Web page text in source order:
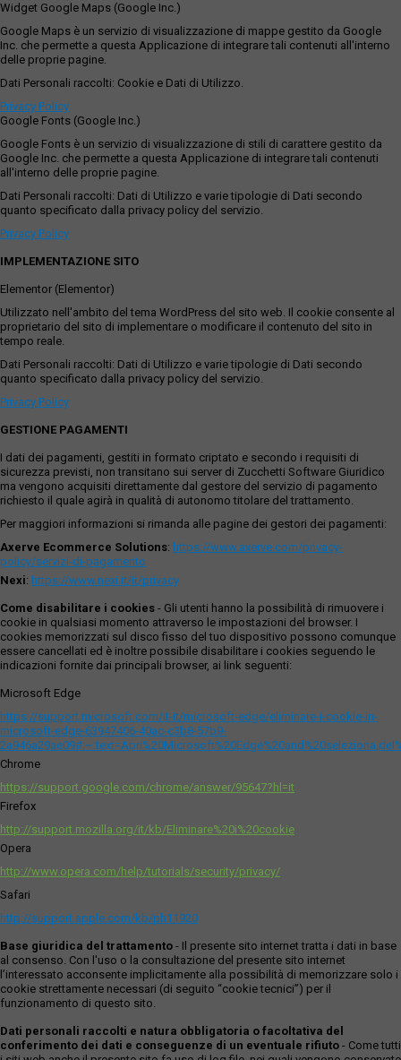
Widget Google Maps (Google Inc.)
Google Maps è un servizio di visualizzazione di mappe gestito da Google
Inc. che permette a questa Applicazione di integrare tali contenuti all'interno
delle proprie pagine.
Dati Personali raccolti: Cookie e Dati di Utilizzo.
Privacy Policy
Google Fonts (Google Inc.)
Google Fonts è un servizio di visualizzazione di stili di carattere gestito da
Google Inc. che permette a questa Applicazione di integrare tali contenuti
all'interno delle proprie pagine.
Dati Personali raccolti: Dati di Utilizzo e varie tipologie di Dati secondo
quanto specificato dalla privacy policy del servizio.
Privacy Policy
IMPLEMENTAZIONE SITO
Elementor (Elementor)
Utilizzato nell'ambito del tema WordPress del sito web. Il cookie consente al
proprietario del sito di implementare o modificare il contenuto del sito in
tempo reale.
Dati Personali raccolti: Dati di Utilizzo e varie tipologie di Dati secondo
quanto specificato dalla privacy policy del servizio.
Privacy Policy
GESTIONE PAGAMENTI
I dati dei pagamenti, gestiti in formato criptato e secondo i requisiti di
sicurezza previsti, non transitano sui server di Zucchetti Software Giuridico
ma vengono acquisiti direttamente dal gestore del servizio di pagamento
richiesto il quale agirà in qualità di autonomo titolare del trattamento.
Per maggiori informazioni si rimanda alle pagine dei gestori dei pagamenti:
Axerve Ecommerce Solutions: https://www.axerve.com/privacy-
policy/servizi-di-pagamento
Nexi: https://www.nexi.it/it/privacy
Come disabilitare i cookies - Gli utenti hanno la possibilità di rimuovere i
cookie in qualsiasi momento attraverso le impostazioni del browser. I
cookies memorizzati sul disco fisso del tuo dispositivo possono comunque
essere cancellati ed è inoltre possibile disabilitare i cookies seguendo le
indicazioni fornite dai principali browser, ai link seguenti:
Microsoft Edge
https://support.microsoft.com/it-it/microsoft-edge/eliminare-i-cookie-in-
microsoft-edge-63947406-40ac-c3b8-57b9-
Chrome
https://support.google.com/chrome/answer/95647?hl=it
Firefox
http://support.mozilla.org/it/kb/Eliminare%20i%20cookie
Opera
http://www.opera.com/help/tutorials/security/privacy/
Safari
http://support.apple.com/kb/ph11920
Base giuridica del trattamento - Il presente sito internet tratta i dati in base
al consenso. Con l'uso o la consultazione del presente sito internet
l’interessato acconsente implicitamente alla possibilità di memorizzare solo i
cookie strettamente necessari (di seguito “cookie tecnici”) per il
funzionamento di questo sito.
Dati personali raccolti e natura obbligatoria o facoltativa del
conferimento dei dati e conseguenze di un eventuale rifiuto - Come tutti